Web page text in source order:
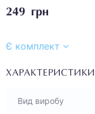
249 грн
Є комплект
ХАРАКТЕРИСТИКИ
Вид виробу